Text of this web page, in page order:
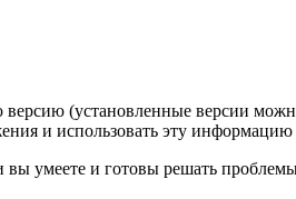
(установленные версии
и использовать эту
умеете и готовы решать